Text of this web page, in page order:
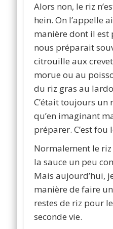
Alors non, le riz
hein. On l’appelle
manière dont il est
nous préparait
citrouille aux
morue ou au
du riz gras au
C’était toujours un
qu’en imaginant
préparer. C’est fou
Normalement le
la sauce un peu
Mais aujourd’hui,
manière de faire
restes de riz pour
seconde vie.